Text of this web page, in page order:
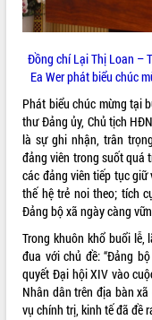
Đắk Lắk công bố Quy hoạch
tiến đầu tư tỉnh
Ngành cá ngừ Đắk Lắk chủ
ứng để giữ vững thị trường
phá cơ chế - Hợp tác công tư
Đề án 06 tạo bước ngoặt đột
cải cách hành chính tỉnh Đắk
Kết nối tour, đẩy mạnh
để phát triển du lịch Đắk Lắk
Khởi động Dự án Đầu tư xây
tầng kỹ thuật Cụm công nghiệp
Tiến
Gặp mặt các cơ quan báo chí
niệm 101 năm Ngày Báo chí
mạng Việt Nam
Đồng chí Lại Thị Loan –
Ea Wer phát biểu chúc
Phát biểu chúc mừng tại
thư Đảng ủy, Chủ tịch
là sự ghi nhận, trân
đảng viên trong suốt quá
các đảng viên tiếp tục
thế hệ trẻ noi theo; tích
Đảng bộ xã ngày càng
Trong khuôn khổ buổi
đua với chủ đề: “Đảng
quyết Đại hội XIV vào
Nhân dân trên địa bàn
vụ chính trị,